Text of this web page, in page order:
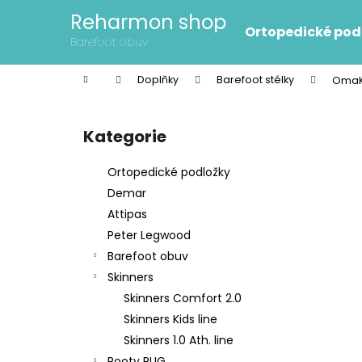
Reharmon shop
Barefoot obuv
Ortopedické
Domů Doplňky Barefoot stélky
Přeskočit
kategorie
Kategorie
Ortopedické podložky
Demar
Attipas
Peter Legwood
Barefoot obuv
Skinners
Skinners Comfort 2.0
Skinners Kids line
Skinners 1.0 Ath. line
í
Zpět
do
Zpět
do